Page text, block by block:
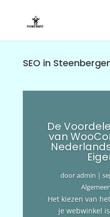
SEO in
De
van
dooradmin |
Algemeen
Het kiezen van
je webwinkel